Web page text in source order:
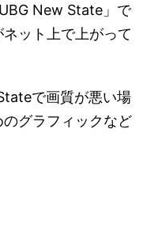
New State」で
ット上で上がって
で画質が悪い場
グラフィックなど